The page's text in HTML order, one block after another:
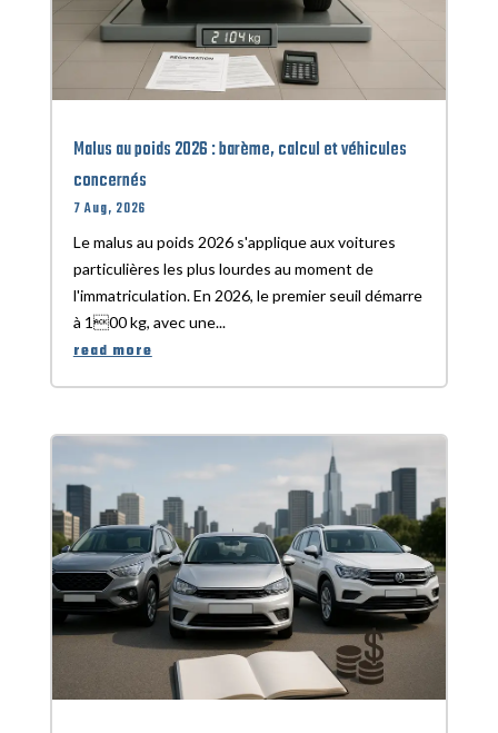
Malus au poids 2026 : barème, calcul et véhicules
concernés
7 Aug, 2026
Le malus au poids 2026 s'applique aux voitures
particulières les plus lourdes au moment de
l'immatriculation. En 2026, le premier seuil démarre
à 100 kg, avec une...
read more